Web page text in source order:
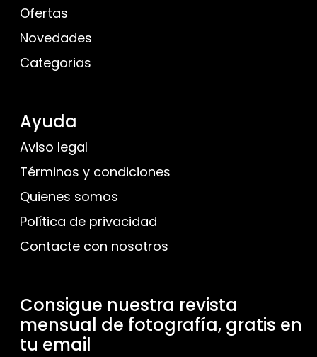
Ofertas
Novedades
Categorias
Ayuda
Aviso legal
Términos y condiciones
Quienes somos
Política de privacidad
Contacte con nosotros
Consigue nuestra revista
mensual de fotografía, gratis en
tu email